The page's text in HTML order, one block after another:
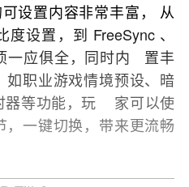
设置内容非常丰富， 从
设置，到 FreeSync 、
一应俱全，同时内 置丰
如职业游戏情境预设、暗
器等功能，玩 家可以使
，一键切换，带来更流畅